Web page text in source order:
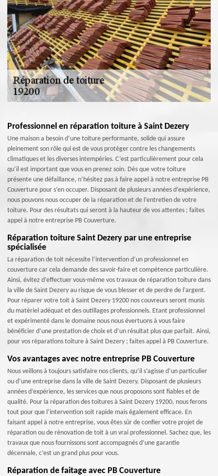
Professionnel en réparation toiture à Saint Dezery
Une maison a besoin d’une toiture performante, solide qui assure
pleinement son rôle qui est de vous protéger contre les changements
climatiques et les diverses intempéries. C’est particulièrement pour cela
qu’il est important que vous en prenez soin. Dès que votre toiture
présente une défaillance, n’hésitez pas à faire appel à notre entreprise PB
Couverture pour s’en occuper. Disposant de plusieurs années d’expérience,
nous pouvons nous occuper de la réparation et de l’entretien de votre
toiture. Pour des résultats qui seront à la hauteur de vos attentes ; faites
appel à notre entreprise PB Couverture.
Réparation toiture Saint Dezery par une entreprise
spécialisée
La réparation de toit nécessite l’intervention d’un professionnel en
couverture car cela demande des savoir-faire et compétence particulière.
Ainsi, évitez d’effectuer vous-même vos travaux de réparation toiture dans
la ville de Saint Dezery au risque de vous blesser et de perdre de l’argent.
Pour réparer votre toit à Saint Dezery 19200 nos couvreurs seront munis
du matériel adéquat et des outillages professionnels. Etant professionnel
et expérimenté dans le domaine nous nous évertuons à vous faire
bénéficier d’une prestation de choix et d’un résultat plus que parfait. Ainsi,
pour vos réparations toiture à Saint Dezery ; faites appel à PB Couverture.
Vos avantages avec notre entreprise PB Couverture
Nous veillons à toujours satisfaire nos clients, qu’il s’agisse d’un particulier
ou d’une entreprise dans la ville de Saint Dezery. Disposant de plusieurs
années d’expérience, les services que nous proposons sont fiables et de
qualité. Pour la réparation des toitures à Saint Dezery 19200, nous ferons
tout pour que l’intervention soit rapide mais également efficace. En
faisant appel à notre entreprise, vous êtes sûr de confier votre projet de
réparation ou de rénovation de toit à un vrai professionnel. Sachez que, les
travaux que nous fournissons sont accompagnés d’une garantie
décennale, c’est un grand plus pour vous.
Réparation de faitage avec PB Couverture